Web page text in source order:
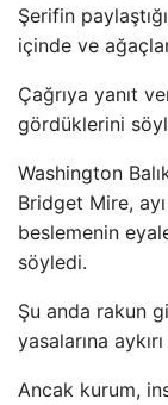
Şerifin
içinde ve
Çağrıya yanıt
gördüklerini
Washington
Bridget Mire,
beslemenin
söyledi.
Şu anda rakun
yasalarına
Ancak kurum,